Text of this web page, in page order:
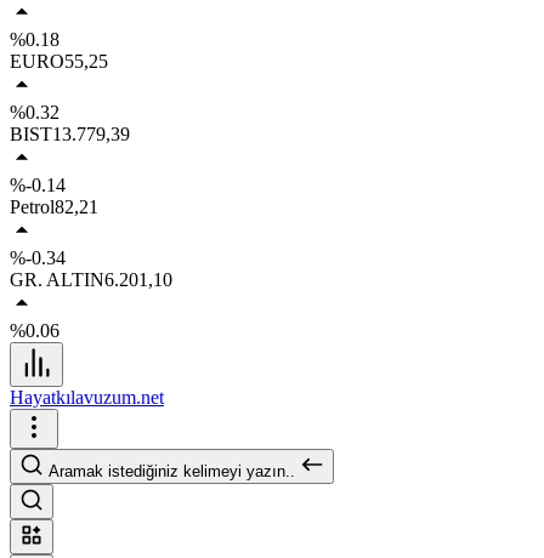
%0.18
EURO55,25
%0.32
BIST13.779,39
%-0.14
Petrol82,21
%-0.34
GR. ALTIN6.201,10
%0.06
Hayatkılavuzum.net
Aramak istediğiniz kelimeyi yazın..